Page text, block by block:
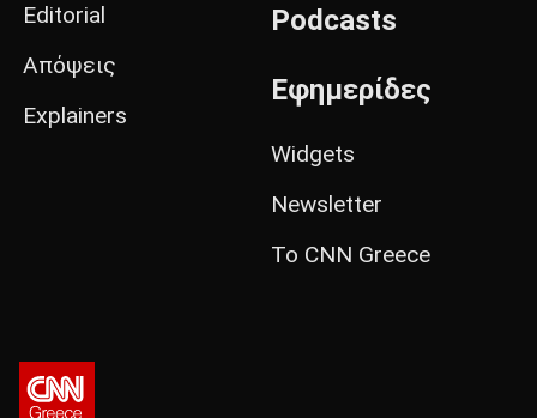
Editorial
Απόψεις
Explainers
Podcasts
Εφημερίδες
Widgets
Newsletter
Το CNN Greece